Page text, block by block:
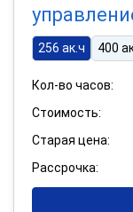
256 ак.ч 400
Кол-во часов:
Стоимость:
Старая цена:
Рассрочка: